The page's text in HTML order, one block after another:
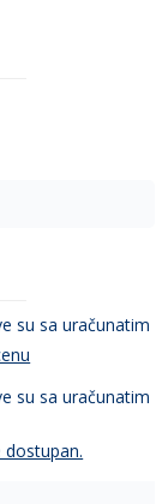
su sa uračunatim
su sa uračunatim